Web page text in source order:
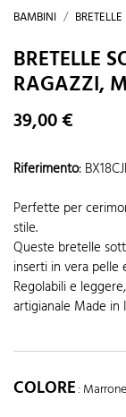
BAMBINI BRETELLE
BRETELLE
RAGAZZI,
39,00 €
Riferimento:
Perfette per
stile.
Queste bretelle
inserti in vera pelle
Regolabili e
artigianale Made in
COLORE: Marrone